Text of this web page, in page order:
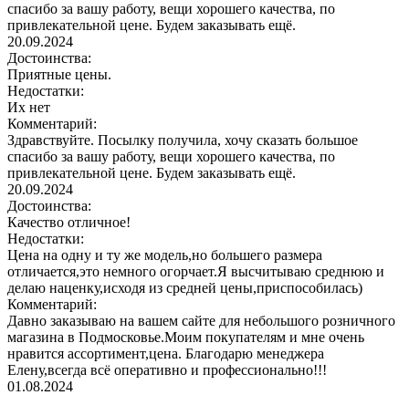
спасибо за вашу работу, вещи хорошего качества, по
привлекательной цене. Будем заказывать ещё.
20.09.2024
Достоинства:
Приятные цены.
Недостатки:
Их нет
Комментарий:
Здравствуйте. Посылку получила, хочу сказать большое
спасибо за вашу работу, вещи хорошего качества, по
привлекательной цене. Будем заказывать ещё.
20.09.2024
Достоинства:
Качество отличное!
Недостатки:
Цена на одну и ту же модель,но большего размера
отличается,это немного огорчает.Я высчитываю среднюю и
делаю наценку,исходя из средней цены,приспособилась)
Комментарий:
Давно заказываю на вашем сайте для небольшого розничного
магазина в Подмосковье.Моим покупателям и мне очень
нравится ассортимент,цена. Благодарю менеджера
Елену,всегда всё оперативно и профессионально!!!
01.08.2024